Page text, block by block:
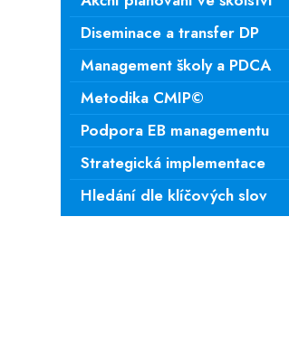
Diseminace a transfer DP
Management školy a PDCA
Metodika CMIP©
Podpora EB managementu
Strategická implementace
Hledání dle klíčových slov